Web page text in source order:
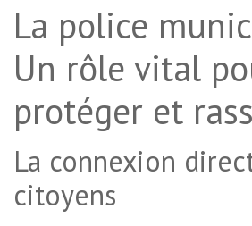
La police
Un rôle vital
protéger et
La connexion
citoyens